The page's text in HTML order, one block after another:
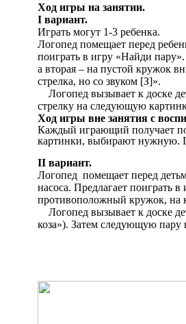
Ход игры на занятии.
I вариант.
Играть могут 1-3 ребенка.
Логопед помещает перед
поиграть в игру «Найди
а вторая – на пустой кружок
стрелка, но со звуком [З]».
Логопед вызывает к доске
стрелку на следующую
Ход игры вне занятия с
Каждый играющий получает по
картинки, выбирают нужную.
II вариант.
Логопед помещает перед
насоса. Предлагает поиграть
противоположный кружок, на
Логопед вызывает к доске
коза»). Затем следующую пару